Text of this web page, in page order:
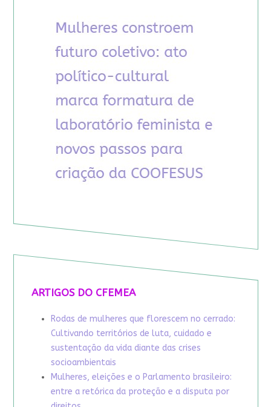
ARTIGOS DO CFEMEA
Rodas de mulheres que florescem no cerrado:
Cultivando territórios de luta, cuidado e
sustentação da vida diante das crises
socioambientais
Mulheres, eleições e o Parlamento brasileiro:
entre a retórica da proteção e a disputa por